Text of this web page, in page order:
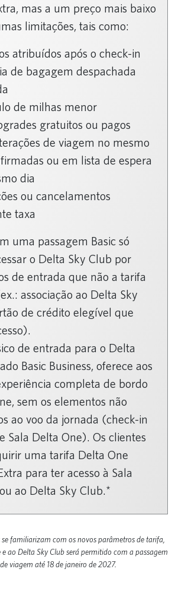
mas a um preço mais baixo
limitações, tais como:
atribuídos após o check-in
de bagagem despachada
de milhas menor
gratuitos ou pagos
de viagem no mesmo
ou em lista de espera
dia
ou cancelamentos
taxa
uma passagem Basic só
o Delta Sky Club por
de entrada que não a tarifa
associação ao Delta Sky
de crédito elegível que
de entrada para o Delta
Basic Business, oferece aos
completa de bordo
sem os elementos não
ao voo da jornada (check-in
Sala Delta One). Os clientes
uma tarifa Delta One
para ter acesso à Sala
ao Delta Sky Club.*
familiarizam com os novos parâmetros de tarifa,
ao Delta Sky Club será permitido com a passagem
viagem até 18 de janeiro de 2027.